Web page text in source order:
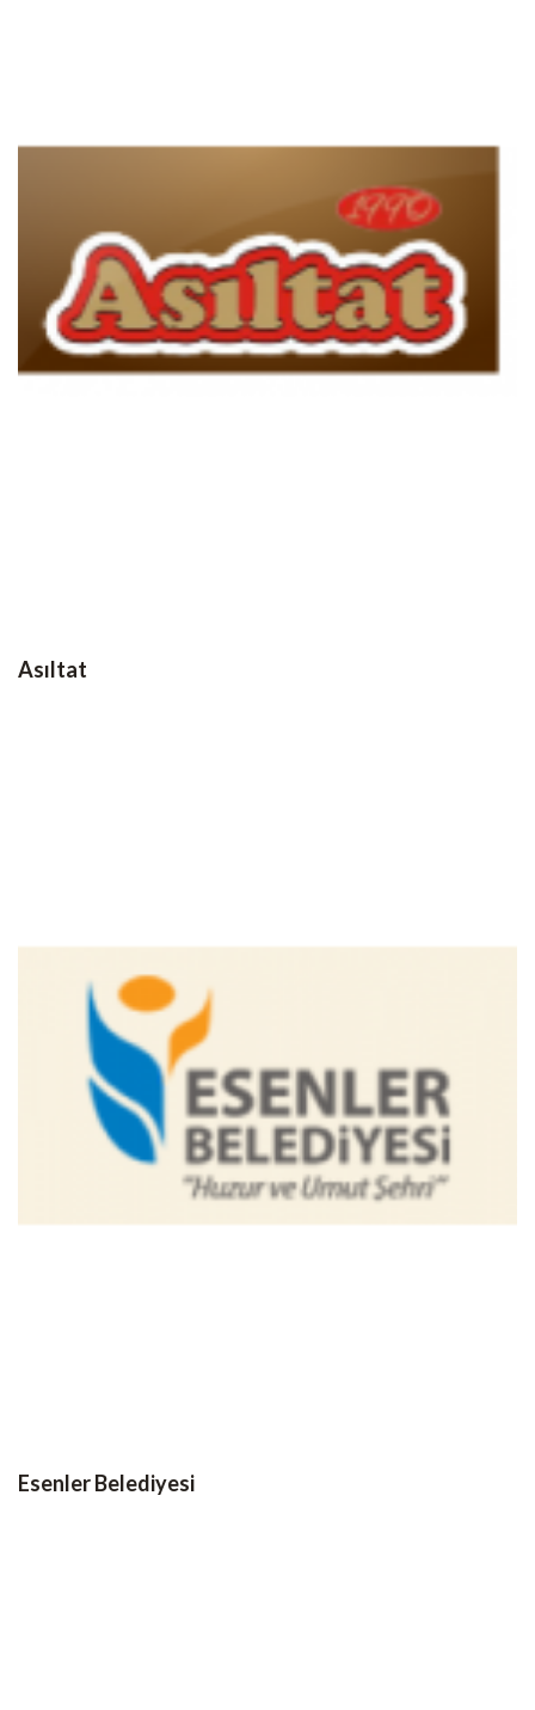
Asıltat
Esenler Belediyesi